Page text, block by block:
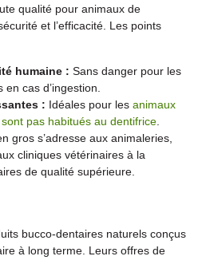
qualité pour animaux de
et l’efficacité. Les points
humaine : Sans danger pour les
cas d’ingestion.
: Idéales pour les animaux
pas habitués au dentifrice
gros s’adresse aux animaleries,
cliniques vétérinaires à la
de qualité supérieure.
bucco-dentaires naturels conçus
à long terme. Leurs offres de